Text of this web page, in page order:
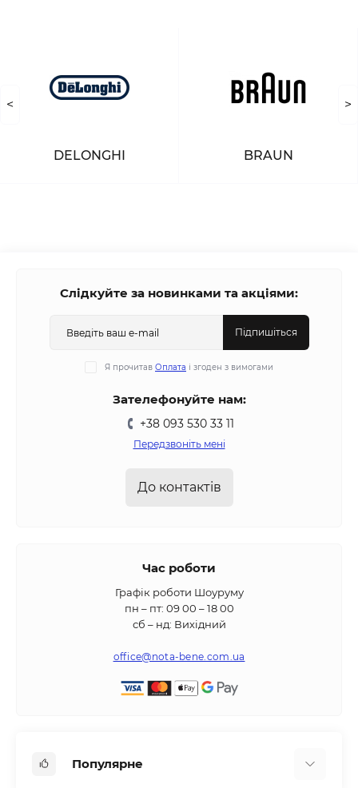
<
DELONGHI BRAUN
>
Слідкуйте за новинками та акціями:
Підпишіться
Я прочитав Оплата і згоден з вимогами
Зателефонуйте нам:
+38 093 530 33 11
Передзвоніть мені
До контактів
Час роботи
Графік роботи Шоуруму
пн – пт: 09 00 – 18 00
сб – нд: Вихідний
office@nota-bene.com.ua
Популярне